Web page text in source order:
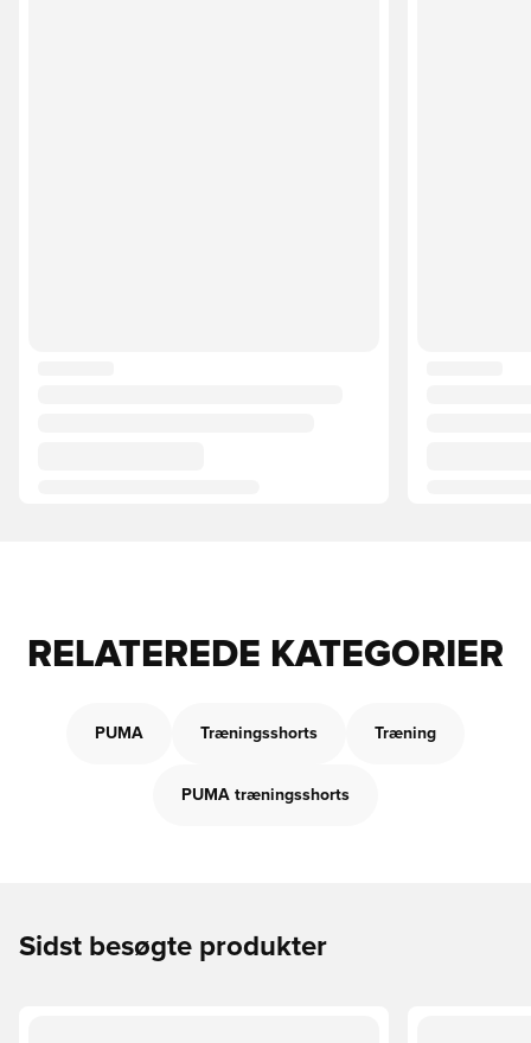
RELATEREDE KATEGORIER
PUMA Træningsshorts Træning
PUMA træningsshorts
Sidst besøgte produkter